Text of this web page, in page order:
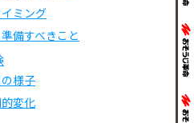
ミング
備すべきこと
様子
変化